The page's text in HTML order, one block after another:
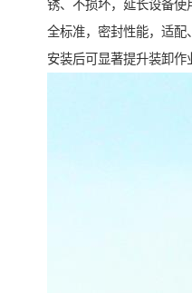
锈、不损坏，延长设备
全标准，密封性能，适配
安装后可显著提升装卸作